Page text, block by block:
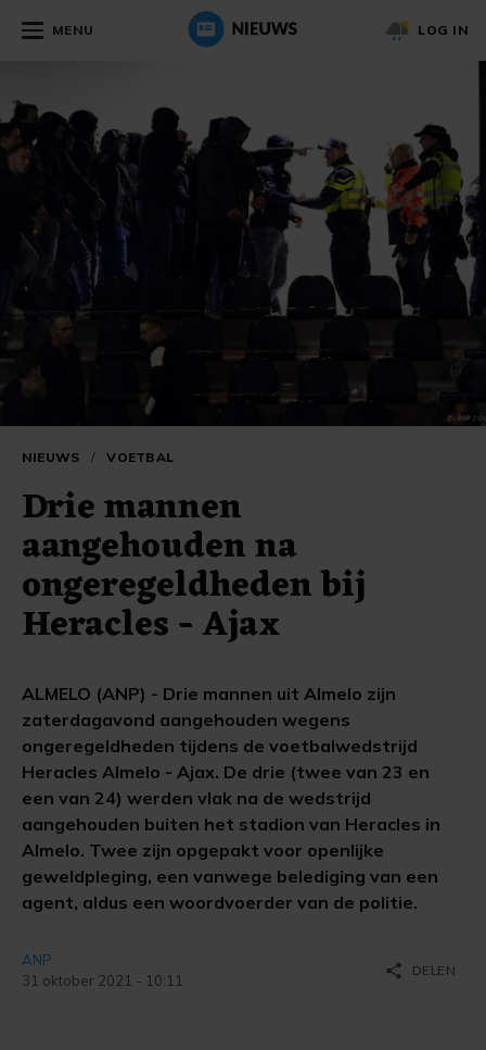
MENU LOG IN
NIEUWS / VOETBAL
Drie mannen
aangehouden na
ongeregeldheden bij
Heracles - Ajax
ALMELO (ANP) - Drie mannen uit Almelo zijn
zaterdagavond aangehouden wegens
ongeregeldheden tijdens de voetbalwedstrijd
Heracles Almelo - Ajax. De drie (twee van 23 en
een van 24) werden vlak na de wedstrijd
aangehouden buiten het stadion van Heracles in
Almelo. Twee zijn opgepakt voor openlijke
geweldpleging, een vanwege belediging van een
agent, aldus een woordvoerder van de politie.
ANP
31 oktober 2021 - 10:11
share DELEN